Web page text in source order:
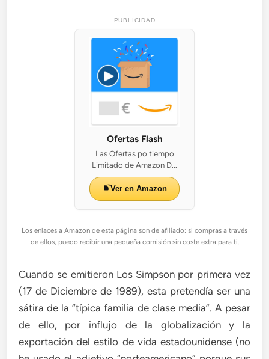
PUBLICIDAD
Ofertas Flash
Las Ofertas po tiempo
Limitado de Amazon D...
Ver en Amazon
Los enlaces a Amazon de esta página son de afiliado: si compras a través
de ellos, puedo recibir una pequeña comisión sin coste extra para ti.
Cuando se emitieron Los Simpson por primera vez
(17 de Diciembre de 1989), esta pretendía ser una
sátira de la “típica familia de clase media”. A pesar
de ello, por influjo de la globalización y la
exportación del estilo de vida estadounidense (no